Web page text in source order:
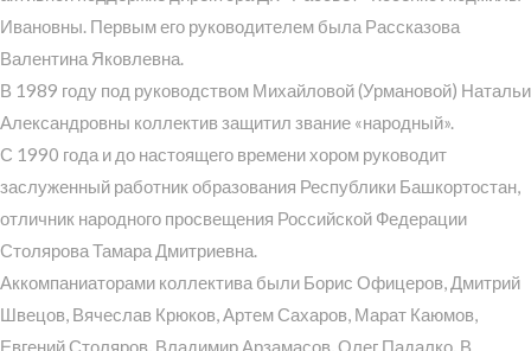
Ивановны. Первым его руководителем была Рассказова
Валентина Яковлевна.
В 1989 году под руководством Михайловой (Урмановой) Натальи
Александровны коллектив защитил звание «народный».
С 1990 года и до настоящего времени хором руководит
заслуженный работник образования Республики Башкортостан,
отличник народного просвещения Российской Федерации
Столярова Тамара Дмитриевна.
Аккомпаниаторами коллектива были Борис Офицеров, Дмитрий
Швецов, Вячеслав Крюков, Артем Сахаров, Марат Каюмов,
Евгений Столяров, Владимир Арзамасов, Олег Падалко. В